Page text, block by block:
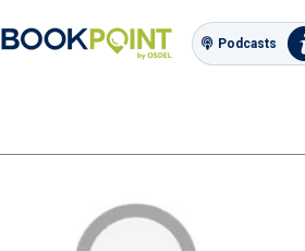
Podcasts